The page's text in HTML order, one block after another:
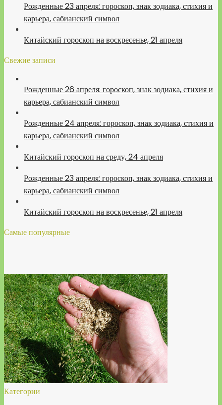
Рожденные 23 апреля: гороскоп, знак зодиака, стихия и
карьера, сабианский символ
Китайский гороскоп на воскресенье, 21 апреля
Свежие записи
Рожденные 26 апреля: гороскоп, знак зодиака, стихия и
карьера, сабианский символ
Рожденные 24 апреля: гороскоп, знак зодиака, стихия и
карьера, сабианский символ
Китайский гороскоп на среду, 24 апреля
Рожденные 23 апреля: гороскоп, знак зодиака, стихия и
карьера, сабианский символ
Китайский гороскоп на воскресенье, 21 апреля
Самые популярные
Категории